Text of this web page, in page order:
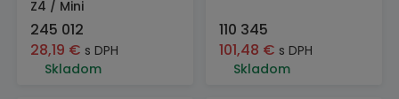
Z4 / Mini
245 012
28,19 € s DPH
Skladom
110 345
101,48 € s DPH
Skladom